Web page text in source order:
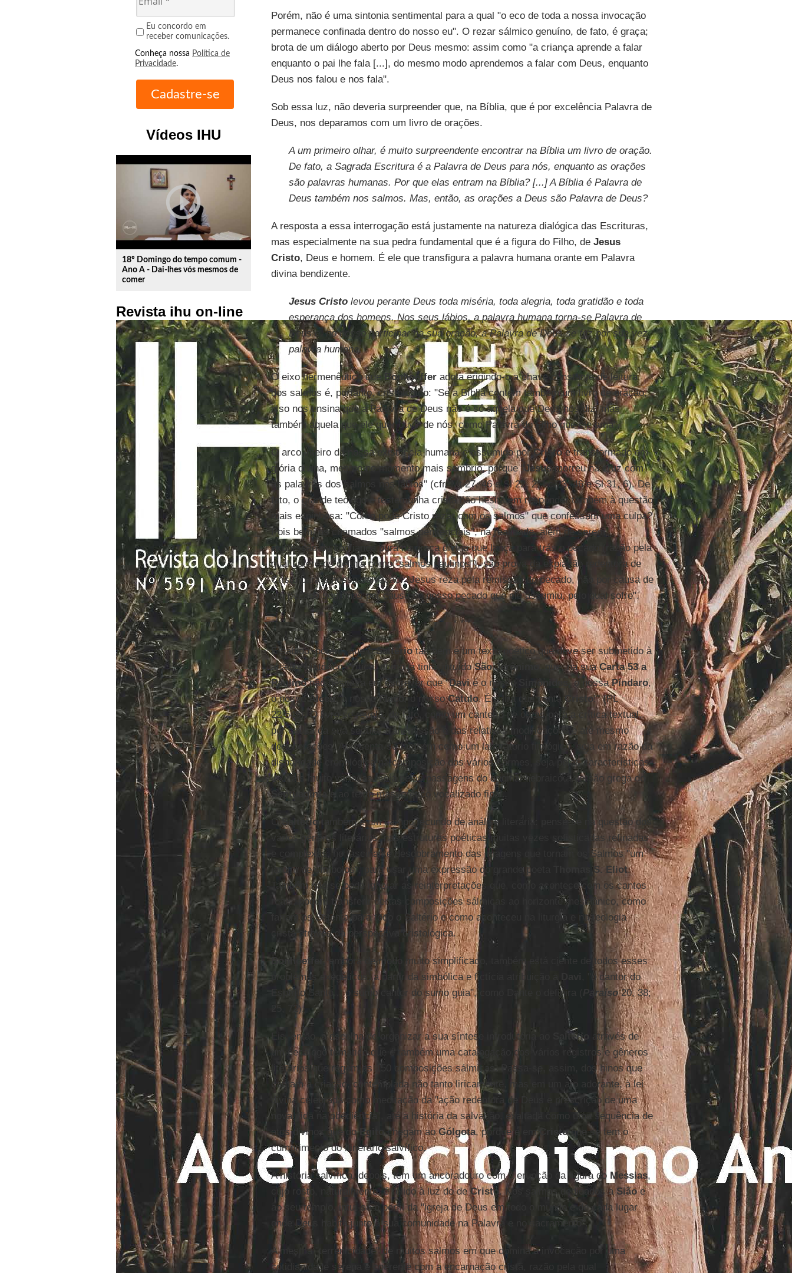
Eu concordo em
receber comunicações.
Conheça nossa Política de
Privacidade.
Vídeos IHU
play_circle_outline
18º Domingo do tempo comum -
Ano A - Dai-lhes vós mesmos de
comer
Revista ihu on-line
Porém, não é uma sintonia sentimental para a qual "o eco de toda a nossa invocação
permanece confinada dentro do nosso eu". O rezar sálmico genuíno, de fato, é graça;
brota de um diálogo aberto por Deus mesmo: assim como "a criança aprende a falar
enquanto o pai lhe fala [...], do mesmo modo aprendemos a falar com Deus, enquanto
Deus nos falou e nos fala".
Sob essa luz, não deveria surpreender que, na Bíblia, que é por excelência Palavra de
Deus, nos deparamos com um livro de orações.
A um primeiro olhar, é muito surpreendente encontrar na Bíblia um livro de oração.
De fato, a Sagrada Escritura é a Palavra de Deus para nós, enquanto as orações
são palavras humanas. Por que elas entram na Bíblia? [...] A Bíblia é Palavra de
Deus também nos salmos. Mas, então, as orações a Deus são Palavra de Deus?
A resposta a essa interrogação está justamente na natureza dialógica das Escrituras,
mas especialmente na sua pedra fundamental que é a figura do Filho, de Jesus
Cristo, Deus e homem. É ele que transfigura a palavra humana orante em Palavra
divina bendizente.
Jesus Cristolevou perante Deus toda miséria, toda alegria, toda gratidão e toda
esperança dos homens. Nos seus lábios, a palavra humana torna-se Palavra de
Deus e, no nosso participar na sua oração, a Palavra de Deus se faz por sua vez
palavra humana.
O eixo hermenêutico que Bonhoefferadota erigindo-o a chave constante de leitura
dos salmos é, portanto, cristológico: "Se a Bíblia contém também um livro de oração,
isso nos ensina que a Palavra de Deus não é só aquela que Deus nos diz, mas
também aquela que ele quer ouvir de nós, como Palavra do Filho que ele ama".
O arco inteiro da nossa existência humana é assumido por Cristoe transformado em
glória divina, mesmo no momento mais sombrio, porque "Jesusmorreu na cruz com
as palavras dos salmos nos lábios" (cfr. Mt 27, 46 e Sl 22, 2; Lc 23, 46 e Sl 31, 6). De
fato, o grande teólogo e testemunha cristã não hesita em responder também à questão
mais espinhosa: "Como pode Cristo rezar com os salmos" que confessam uma culpa?
Pois bem, os chamados "salmos penitenciais", na realidade, além de serem
expressão da confiança pura na graça divina que lança para trás o pecado (razão pela
qual Lutero os definia como "salmos paulinos"), são prova da expiação redentora de
Cristo para a nossa salvação: "Jesus reza pela remissão do pecado, não por causa de
um pecado seu, mas por causa do nosso pecado que ele assumiu, pelo qual sofre".
* * *
É sabido, porém, que oSaltériotambém é um texto poético que deve ser submetido à
análise histórico-crítica, como já tinha intuídoSão Jerônimo , que, na suaCarta 53 a
Paulinonão hesitava em escrever que "Davié o nosso Simônides , o nossaPíndaro,
o nossoAlceu, o nossoFlaco, o nossoCatulo. É a lira que cantaCristo!" (PL
22,545). O livro se revela, de fato, como um canteiro de obras para a crítica textual,
por causa da sua secular transmissão e das relativas modificações e até mesmo
degenerações. Apresenta-se também como um laboratório filológico, seja em razão da
disparidade cronológica na composição dos vários carmes, seja pelas características
lexicais muito variadas, seja pelas passagens do original hebraico à versão grega do
Septuaginta e ao texto massorético vocalizado final.
OSaltériotambém é um campo fecundo de análise literária: pense-se na questão dos
vários gêneros literários, nas estruturas poéticas muitas vezes sofisticadas refinadas
e complexas, no fascinante desdobramento das imagens que tornam os Salmos "um
jardim de símbolos", para usar uma expressão do grande poeta
Thomas S. Eliot.
Também não se pode ignorar as reinterpretações que, como acontece com os cantos
reais, podem transferir certas composições sálmicas ao horizonte messiânico, como
fariam os Setenta para todo o Saltério e como aconteceu na liturgia e na teologia
cristã através da perspectiva cristológica.
Bonhoeffer,
embora de modo muito simplificado, também está ciente de todos esses
problemas exegéticos, a partir da simbólica e fictícia atribuição a
, "o cantor do
Espírito Santo... o sumo cantor do sumo guia", como Dante o definira (
Paraíso 20, 38;
25, 72).
Eis, então, a escolha de organizar a sua síntese introdutória ao Saltério
através de
um decálogo temático que é também uma catalogação dos vários registros e gêneros
literários que regem as 150 composições sálmicas. Passa-se, assim, dos hinos que
cantam a criação, contemplada não tanto liricamente, mas em um ato adorante, à lei
divina celebrada como meditação da "ação redentora de Deus e prescrição de uma
nova vida na obediência", até a história da salvação, exaltada como uma sequência de
atos divinos que do Egitochegam aoGólgota, porque é emCristoque se tem o
cumprimento do itinerário salvífico.
A história salvífica, depois, tem um ancoradouro com a erupção da figura do Messias,
cujo rosto, naturalmente, é relido à luz do deCristo . Nos salmos dedicados aSiãoe
ao seu templo, intui-se o perfil da "igreja de Deus em todo o mundo e de cada lugar
onde Deus habita junto à sua comunidade na Palavra e no sacramento".
A mesma "terrenicidade" de muitos salmos em que domina a invocação por uma
cotidianidade serena é coerente com a encarnação cristã, razão pela qual